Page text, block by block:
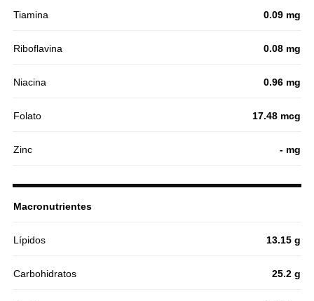
Tiamina 0.09 mg
Riboflavina 0.08 mg
Niacina 0.96 mg
Folato 17.48 mcg
Zinc - mg
Macronutrientes
Lípidos 13.15 g
Carbohidratos 25.2 g